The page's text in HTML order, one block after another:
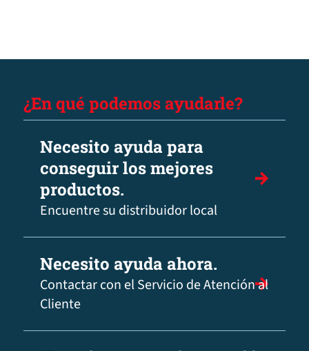
¿En qué podemos ayudarle?
Necesito ayuda para
conseguir los mejores
productos.
Encuentre su distribuidor local
Necesito ayuda ahora.
Contactar con el Servicio de Atención al
Cliente